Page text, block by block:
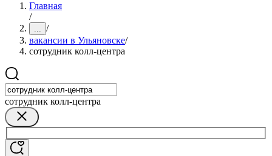
Главная
/
... /
вакансии в Ульяновске/
сотрудник колл-центра
сотрудник колл-центра